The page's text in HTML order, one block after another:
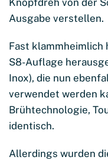
Ausgabe verstellen.
Fast klammheimlich
S8-Auflage
Inox), die nun
verwendet werden
Brühtechnologie,
identisch.
Allerdings wurden